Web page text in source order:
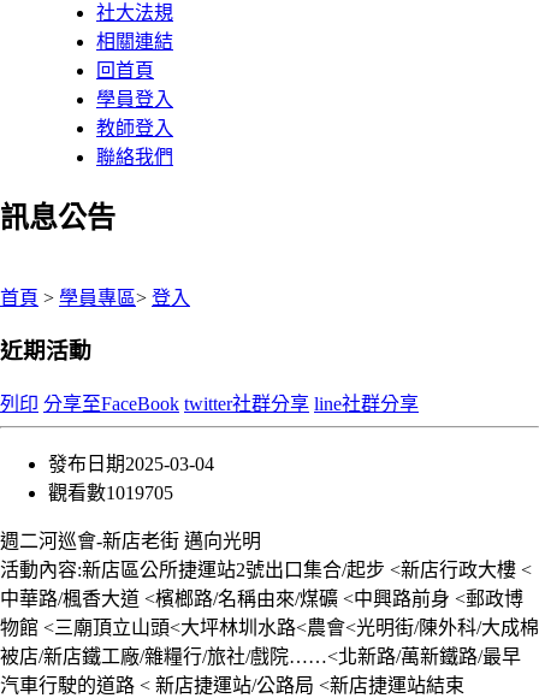
社大法規
相關連結
回首頁
學員登入
教師登入
聯絡我們
訊息公告
首頁 > 學員專區> 登入
近期活動
列印 分享至FaceBook twitter社群分享 line社群分享
發布日期2025-03-04
觀看數1019705
週二河巡會-新店老街 邁向光明
活動內容:新店區公所捷運站2號出口集合/起步 <新店行政大樓 <
中華路/楓香大道 <檳榔路/名稱由來/煤礦 <中興路前身 <郵政博
物館 <三廟頂立山頭<大坪林圳水路<農會<光明街/陳外科/大成棉
被店/新店鐵工廠/雜糧行/旅社/戲院……<北新路/萬新鐵路/最早
汽車行駛的道路 < 新店捷運站/公路局 <新店捷運站結束